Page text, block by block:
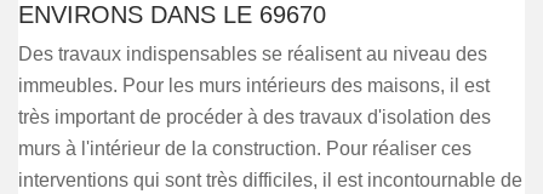
ENVIRONS DANS LE 69670
Des travaux indispensables se réalisent au niveau des
immeubles. Pour les murs intérieurs des maisons, il est
très important de procéder à des travaux d'isolation des
murs à l'intérieur de la construction. Pour réaliser ces
interventions qui sont très difficiles, il est incontournable de